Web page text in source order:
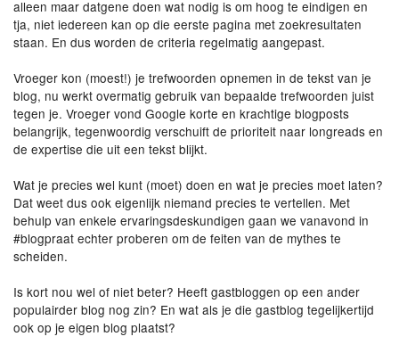
alleen maar datgene doen wat nodig is om hoog te eindigen en
tja, niet iedereen kan op die eerste pagina met zoekresultaten
staan. En dus worden de criteria regelmatig aangepast.
Vroeger kon (moest!) je trefwoorden opnemen in de tekst van je
blog, nu werkt overmatig gebruik van bepaalde trefwoorden juist
tegen je. Vroeger vond Google korte en krachtige blogposts
belangrijk, tegenwoordig verschuift de prioriteit naar longreads en
de expertise die uit een tekst blijkt.
Wat je precies wel kunt (moet) doen en wat je precies moet laten?
Dat weet dus ook eigenlijk niemand precies te vertellen. Met
behulp van enkele ervaringsdeskundigen gaan we vanavond in
#blogpraat echter proberen om de feiten van de mythes te
scheiden.
Is kort nou wel of niet beter? Heeft gastbloggen op een ander
populairder blog nog zin? En wat als je die gastblog tegelijkertijd
ook op je eigen blog plaatst?